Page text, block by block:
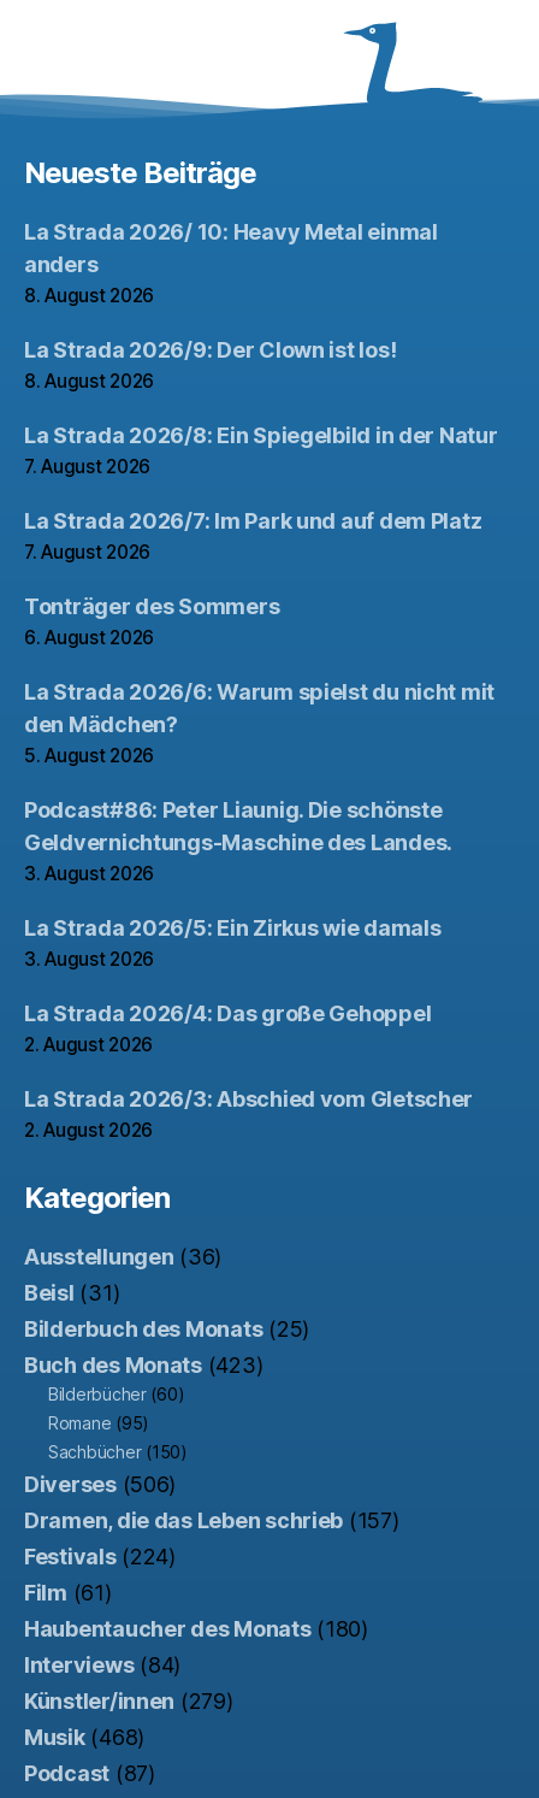
Neueste Beiträge
La Strada 2026/ 10: Heavy Metal einmal
anders
8. August 2026
La Strada 2026/9: Der Clown ist los!
8. August 2026
La Strada 2026/8: Ein Spiegelbild in der Natur
7. August 2026
La Strada 2026/7: Im Park und auf dem Platz
7. August 2026
Tonträger des Sommers
6. August 2026
La Strada 2026/6: Warum spielst du nicht mit
den Mädchen?
5. August 2026
Podcast#86: Peter Liaunig. Die schönste
Geldvernichtungs-Maschine des Landes.
3. August 2026
La Strada 2026/5: Ein Zirkus wie damals
3. August 2026
La Strada 2026/4: Das große Gehoppel
2. August 2026
La Strada 2026/3: Abschied vom Gletscher
2. August 2026
Kategorien
Ausstellungen (36)
Beisl (31)
Bilderbuch des Monats(25)
Buch des Monats(423)
Bilderbücher(60)
Romane (95)
Sachbücher(150)
Diverses(506)
Dramen, die das Leben schrieb (157)
Festivals(224)
Film (61)
Haubentaucher des Monats(180)
Interviews(84)
Künstler/innen (279)
Musik(468)
Podcast (87)